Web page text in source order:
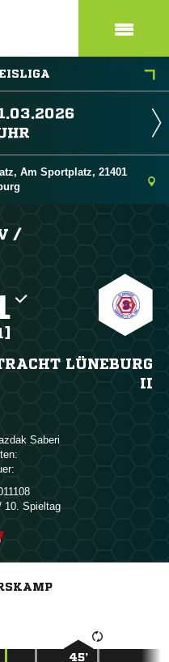
Am Sportplatz, 21401
/​
LÜNEBURG
II

10. Spieltag
45’